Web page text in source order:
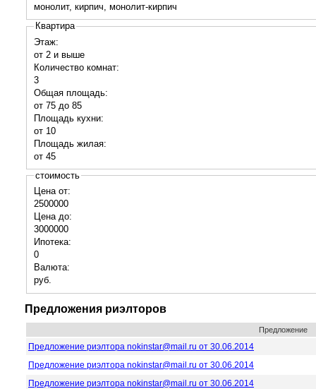
монолит, кирпич, монолит-кирпич
Квартира
Этаж:
от 2 и выше
Количество комнат:
3
Общая площадь:
от 75 до 85
Площадь кухни:
от 10
Площадь жилая:
от 45
стоимость
Цена от:
2500000
Цена до:
3000000
Ипотека:
0
Валюта:
руб.
Предложения риэлторов
Предложение
Предложение риэлтора nokinstar@mail.ru от 30.06.2014
Предложение риэлтора nokinstar@mail.ru от 30.06.2014
Предложение риэлтора nokinstar@mail.ru от 30.06.2014